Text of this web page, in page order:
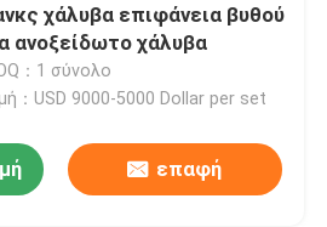
χάλυβα επιφάνεια βυθού
ανοξείδωτο χάλυβα
：1 σύνολο
：USD 9000-5000 Dollar per set
επαφή